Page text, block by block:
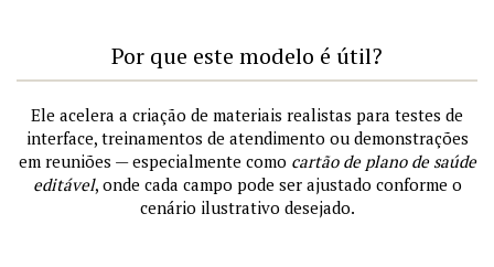
Por que este modelo é útil?
Ele acelera a criação de materiais realistas para testes de
interface, treinamentos de atendimento ou demonstrações
em reuniões — especialmente como cartão de plano de saúde
editável, onde cada campo pode ser ajustado conforme o
cenário ilustrativo desejado.